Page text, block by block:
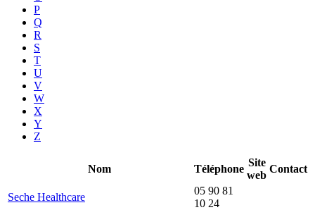
P
Q
R
S
T
U
V
W
X
Y
Z
Nom Téléphone
Site
web
Contact
Seche Healthcare
05 90 81
10 24